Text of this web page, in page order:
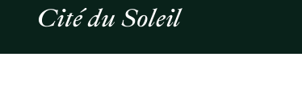
Cité du Soleil